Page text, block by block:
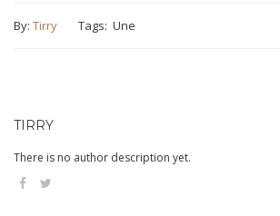
By: Tirry Tags: Une
TIRRY
There is no author description yet.